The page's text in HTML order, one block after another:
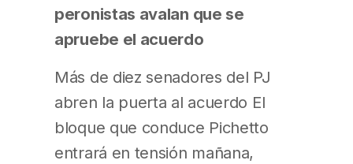
peronistas avalan que se
apruebe el acuerdo
Más de diez senadores del PJ
abren la puerta al acuerdo El
bloque que conduce Pichetto
entrará en tensión mañana,